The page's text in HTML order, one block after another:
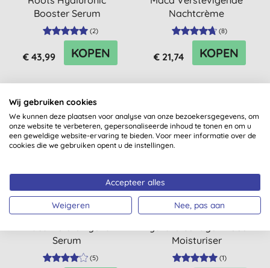
Booster Serum
(2)
€ 43,99 KOPEN
Nachtcrème
(8)
€ 21,74 KOPEN
-25%
Weleda Granaatappel &
Serum
(5)
Balance Me Plump &
Moisturiser
(1)
Wij gebruiken cookies
We kunnen deze plaatsen voor analyse van onze bezoekersgegevens, om
onze website te verbeteren, gepersonaliseerde inhoud te tonen en om u
een geweldige website-ervaring te bieden. Voor meer informatie over de
cookies die we gebruiken opent u de instellingen.
Accepteer alles
Weigeren Nee, pas aan